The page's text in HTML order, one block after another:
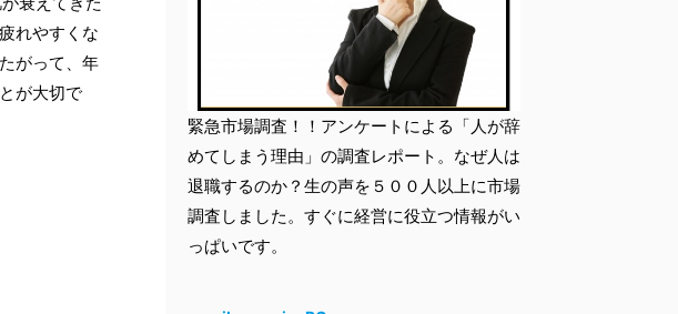
れやすくな
がって、年
が大切で
緊急市場調査！！アンケートによる「人が辞
めてしまう理由」の調査レポート。なぜ人は
退職するのか？生の声を５００人以上に市場
調査しました。すぐに経営に役立つ情報がい
っぱいです。